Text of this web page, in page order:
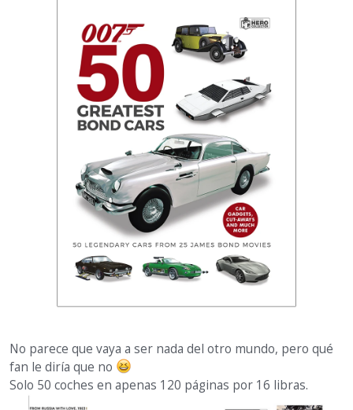
No parece que vaya a ser nada del otro mundo, pero qué
fan le diría que no
Solo 50 coches en apenas 120 páginas por 16 libras.